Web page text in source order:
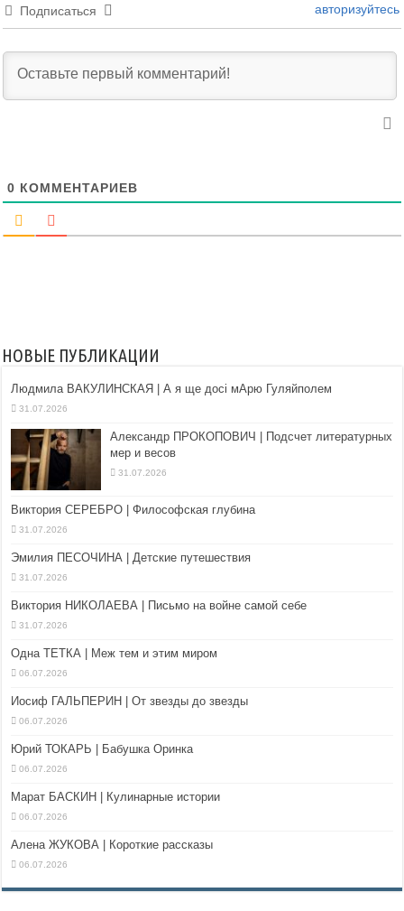
Подписаться авторизуйтесь
0 КОММЕНТАРИЕВ
НОВЫЕ ПУБЛИКАЦИИ
Людмила ВАКУЛИНСКАЯ | А я ще досі мАрю Гуляйполем
31.07.2026
Александр ПРОКОПОВИЧ | Подсчет литературных
мер и весов
31.07.2026
Виктория СЕРЕБРО | Философская глубина
31.07.2026
Эмилия ПЕСОЧИНА | Детские путешествия
31.07.2026
Виктория НИКОЛАЕВА | Письмо на войне самой себе
31.07.2026
Одна ТЕТКА | Меж тем и этим миром
06.07.2026
Иосиф ГАЛЬПЕРИН | От звезды до звезды
06.07.2026
Юрий ТОКАРЬ | Бабушка Оринка
06.07.2026
Марат БАСКИН | Кулинарные истории
06.07.2026
Алена ЖУКОВА | Короткие рассказы
06.07.2026